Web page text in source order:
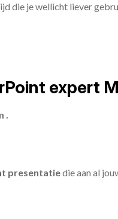
die je wellicht liever
expert
.
presentatiedie aan al